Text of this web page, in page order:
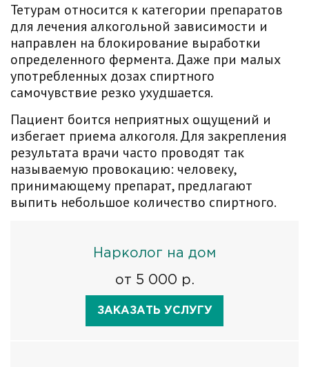
Тетурам относится к категории препаратов
для лечения алкогольной зависимости и
направлен на блокирование выработки
определенного фермента. Даже при малых
употребленных дозах спиртного
самочувствие резко ухудшается.
Пациент боится неприятных ощущений и
избегает приема алкоголя. Для закрепления
результата врачи часто проводят так
называемую провокацию: человеку,
принимающему препарат, предлагают
выпить небольшое количество спиртного.
Нарколог на дом
от 5 000 р.
ЗАКАЗАТЬ УСЛУГУ